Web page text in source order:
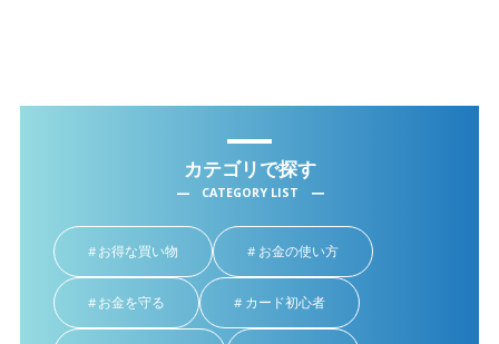
カテゴリで探す
CATEGORY LIST
お得な買い物 お金の使い方
お金を守る カード初心者